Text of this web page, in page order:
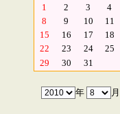
1
2 3 4
8
9 10 11
15
16 17 18
22
23 24 25
29
30 31
年 月